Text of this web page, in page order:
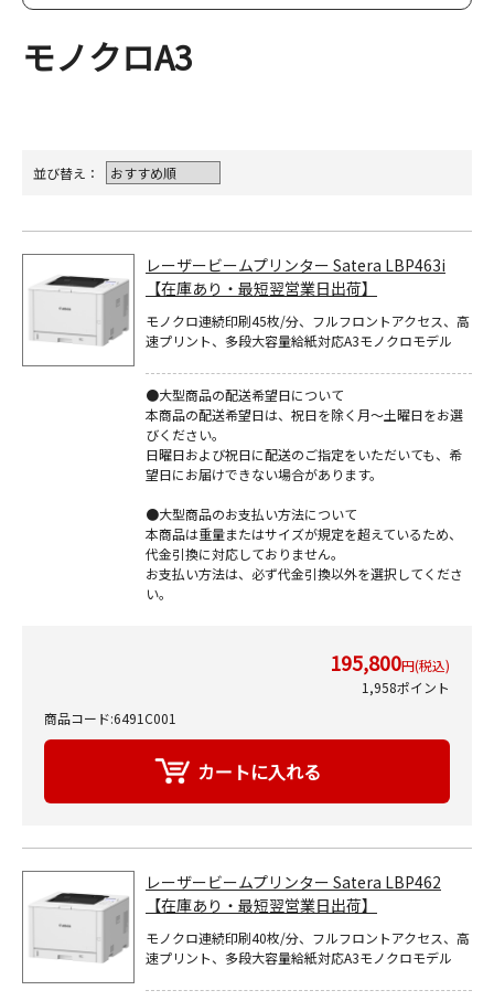
モノクロA3
並び替え：
レーザービームプリンター Satera LBP463i
【在庫あり・最短翌営業日出荷】
モノクロ連続印刷45枚/分、フルフロントアクセス、高
速プリント、多段大容量給紙対応A3モノクロモデル
●大型商品の配送希望日について
本商品の配送希望日は、祝日を除く月～土曜日をお選
びください。
日曜日および祝日に配送のご指定をいただいても、希
望日にお届けできない場合があります。
●大型商品のお支払い方法について
本商品は重量またはサイズが規定を超えているため、
代金引換に対応しておりません。
お支払い方法は、必ず代金引換以外を選択してくださ
い。
195,800円(税込)
1,958ポイント
商品コード:6491C001
レーザービームプリンター Satera LBP462
【在庫あり・最短翌営業日出荷】
モノクロ連続印刷40枚/分、フルフロントアクセス、高
速プリント、多段大容量給紙対応A3モノクロモデル